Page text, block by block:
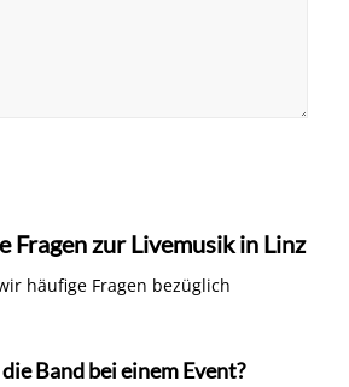
Fragen zur Livemusik in Linz
häufige Fragen bezüglich
Band bei einem Event?